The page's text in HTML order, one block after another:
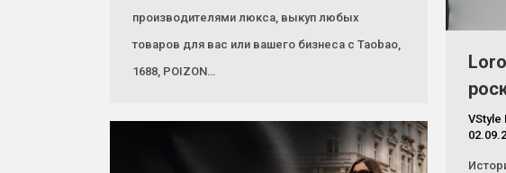
производителями люкса, выкуп любых
товаров для вас или вашего бизнеса с Taobao,
1688, POIZON…